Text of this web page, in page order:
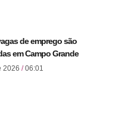
de emprego são
em Campo Grande
2026 06:01